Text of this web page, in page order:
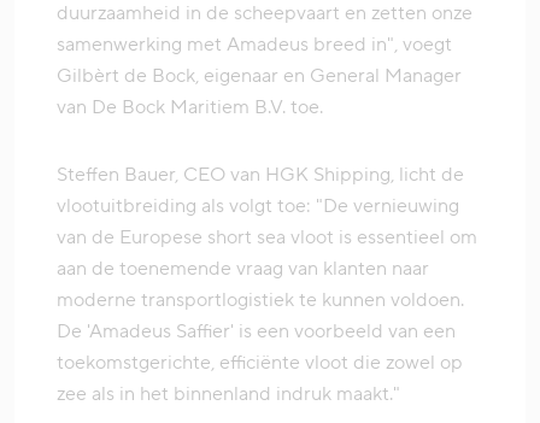
duurzaamheid in de scheepvaart en zetten onze
samenwerking met Amadeus breed in", voegt
Gilbèrt de Bock, eigenaar en General Manager
van De Bock Maritiem B.V. toe.
Steffen Bauer, CEO van HGK Shipping, licht de
vlootuitbreiding als volgt toe: "De vernieuwing
van de Europese short sea vloot is essentieel om
aan de toenemende vraag van klanten naar
moderne transportlogistiek te kunnen voldoen.
De 'Amadeus Saffier' is een voorbeeld van een
toekomstgerichte, efficiënte vloot die zowel op
zee als in het binnenland indruk maakt."